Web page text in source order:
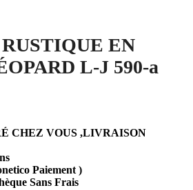
EN
L-J 590-a
CHEZ VOUS ,LIVRAISON
Paiement )
Sans Frais